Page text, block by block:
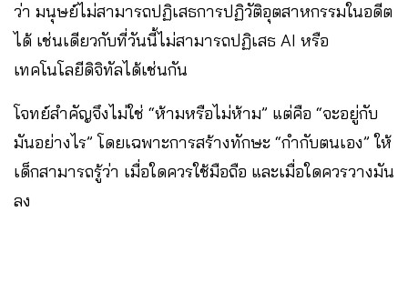
ว่า มนุษย์ไม่สามารถปฏิเสธการปฏิวัติอุตสาหกรรมในอดีต
ได้ เช่นเดียวกับที่วันนี้ไม่สามารถปฏิเสธ AI หรือ
เทคโนโลยีดิจิทัลได้เช่นกัน
โจทย์สำคัญจึงไม่ใช่ “ห้ามหรือไม่ห้าม” แต่คือ “จะอยู่กับ
มันอย่างไร” โดยเฉพาะการสร้างทักษะ “กำกับตนเอง” ให้
เด็กสามารถรู้ว่า เมื่อใดควรใช้มือถือ และเมื่อใดควรวางมัน
ลง